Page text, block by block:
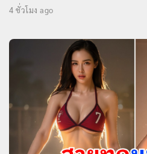
4 ชั่วโมง ago